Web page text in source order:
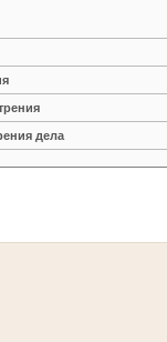
дела